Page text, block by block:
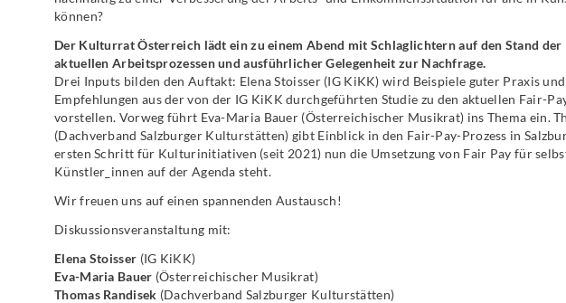
können?
Der Kulturrat Österreich lädt ein zu einem Abend mit Schlaglichtern auf den Stand der
aktuellen Arbeitsprozessen und ausführlicher Gelegenheit zur Nachfrage.
Drei Inputs bilden den Auftakt: Elena Stoisser (IG KiKK) wird Beispiele guter Praxis
Empfehlungen aus der von der IG KiKK durchgeführten Studie zu den aktuellen Fair-
vorstellen. Vorweg führt Eva-Maria Bauer (Österreichischer Musikrat) ins Thema ein.
(Dachverband Salzburger Kulturstätten) gibt Einblick in den Fair-Pay-Prozess in
ersten Schritt für Kulturinitiativen (seit 2021) nun die Umsetzung von Fair Pay für
Künstler_innen auf der Agenda steht.
Wir freuen uns auf einen spannenden Austausch!
Diskussionsveranstaltung mit:
Elena Stoisser (IG KiKK)
Eva-Maria Bauer (Österreichischer Musikrat)
Thomas Randisek (Dachverband Salzburger Kulturstätten)